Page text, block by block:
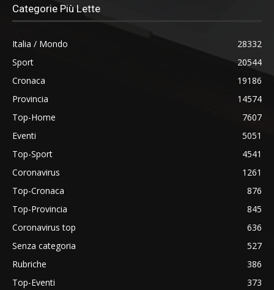
Categorie Più Lette
Italia / Mondo
28332
Sport
20544
Cronaca
19186
Provincia
14574
Top-Home
7607
Eventi
5051
Top-Sport
4541
Coronavirus
1261
Top-Cronaca
876
Top-Provincia
845
Coronavirus top
636
Senza categoria
527
Rubriche
386
Top-Eventi
373